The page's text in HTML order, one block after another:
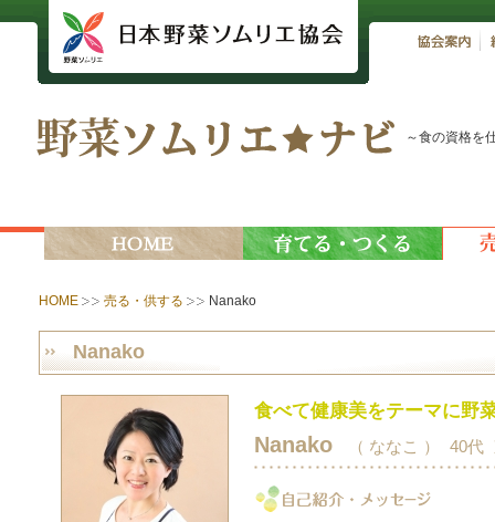
～食の資格を
HOME 売る・供する Nanako
Nanako
食べて健康美をテーマに野
Nanako （ ななこ ） 40代